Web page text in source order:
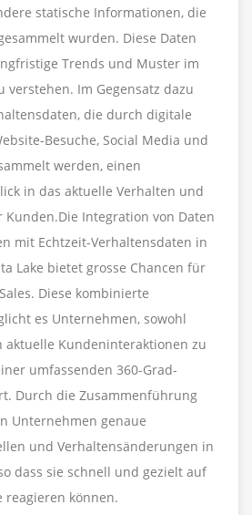
statische Informationen, die
wurden. Diese Daten
Trends und Muster im
verstehen. Im Gegensatz dazu
die durch digitale
Besuche, Social Media und
werden, einen
in das aktuelle Verhalten und
Kunden.Die Integration von Daten
mit Echtzeit-Verhaltensdaten in
Lake bietet grosse Chancen für
Diese kombinierte
es Unternehmen, sowohl
aktuelle Kundeninteraktionen zu
umfassenden 360-Grad-
Durch die Zusammenführung
Unternehmen genaue
und Verhaltensänderungen in
dass sie schnell und gezielt auf
können.